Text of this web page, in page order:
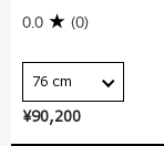
¥90,200
0.0 (0)
76 cm